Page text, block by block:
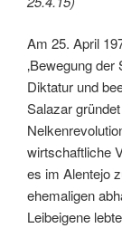
Am 25. April
‚Bewegung
Diktatur und
Salazar
wirtschaftliche
es im Alentejo
ehemaligen
Leibeigene